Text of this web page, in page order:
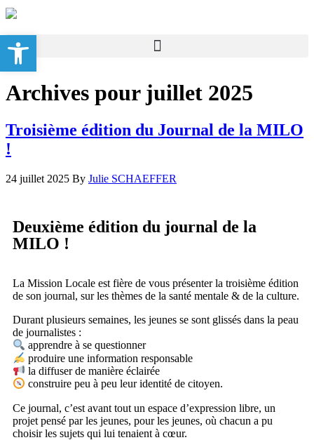
Archives pour juillet 2025
Troisième édition du Journal de la MILO
!
24 juillet 2025 By Julie SCHAEFFER
Deuxième édition du journal de la
MILO !
La Mission Locale est fière de vous présenter la troisième édition
de son journal, sur les thèmes de la santé mentale & de la culture.
Durant plusieurs semaines, les jeunes se sont glissés dans la peau
de journalistes :
apprendre à se questionner
produire une information responsable
la diffuser de manière éclairée
construire peu à peu leur identité de citoyen.
Ce journal, c’est avant tout un espace d’expression libre, un
projet pensé par les jeunes, pour les jeunes, où chacun a pu
choisir les sujets qui lui tenaient à cœur.
Ouvrir la barre d’outils